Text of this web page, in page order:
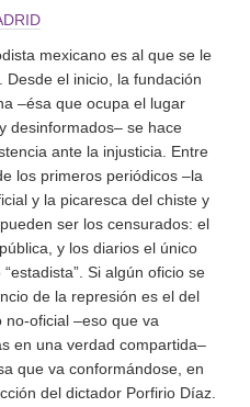
mexicano es al que se le
el inicio, la fundación
–ésa que ocupa el lugar
desinformados– se hace
ante la injusticia. Entre
los primeros periódicos –la
y la picaresca del chiste y
ser los censurados: el
y los diarios el único
Si algún oficio se
de la represión es el del
no-oficial –eso que va
en una verdad compartida–
que va conformándose, en
del dictador Porfirio Díaz.